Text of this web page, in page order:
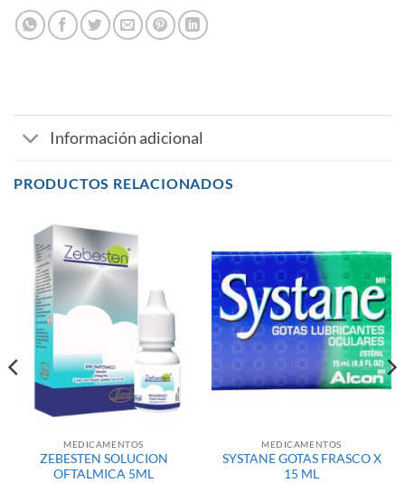
Información adicional
PRODUCTOS RELACIONADOS
MEDICAMENTOS
ZEBESTEN SOLUCION
OFTALMICA 5ML
MEDICAMENTOS
SYSTANE GOTAS FRASCO X
15 ML